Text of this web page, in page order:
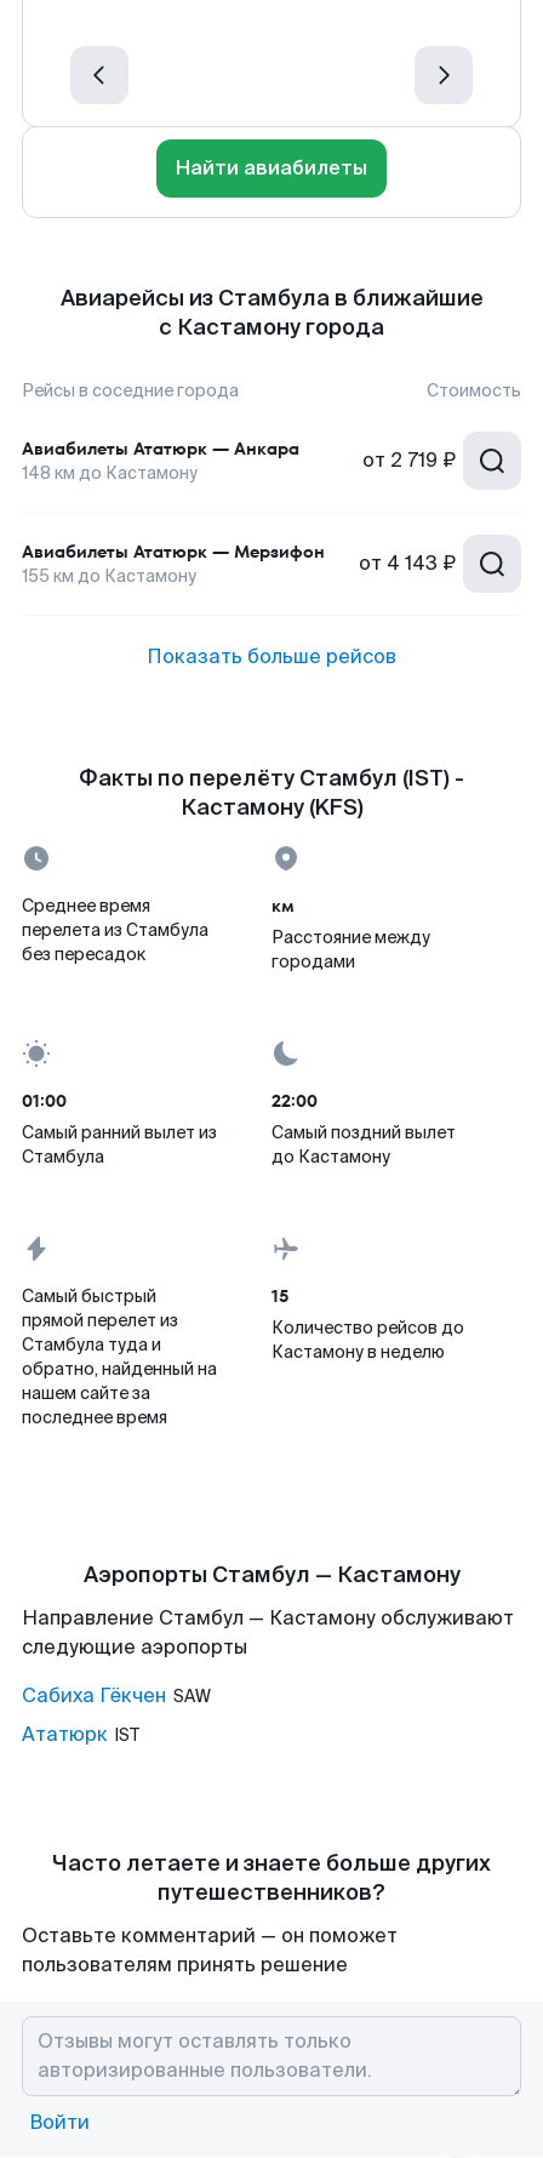
Найти авиабилеты
Авиарейсы из Стамбула в ближайшие
с Кастамону города
Рейсы в соседние города Стоимость
Авиабилеты Ататюрк — Анкара
148 км до Кастамону от 2 719 ₽
Авиабилеты Ататюрк — Мерзифон
155 км до Кастамону от 4 143 ₽
Показать больше рейсов
Факты по перелёту Стамбул (IST) -
Кастамону (KFS)
Среднее время
перелета из Стамбула
без пересадок
км
Расстояние между
городами
01:00
Самый ранний вылет из
Стамбула
22:00
Самый поздний вылет
до Кастамону
Самый быстрый
прямой перелет из
Стамбула туда и
обратно, найденный на
нашем сайте за
последнее время
15
Количество рейсов до
Кастамону в неделю
Аэропорты Стамбул — Кастамону
Направление Стамбул — Кастамону обслуживают
следующие аэропорты
Сабиха Гёкчен SAW
Ататюрк IST
Часто летаете и знаете больше других
путешественников?
Оставьте комментарий — он поможет
пользователям принять решение
Войти